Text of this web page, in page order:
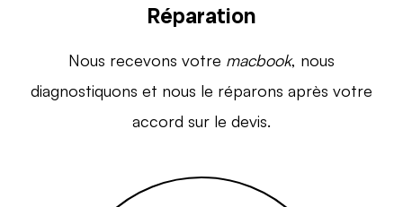
Réparation
Nous recevons votre macbook, nous
diagnostiquons et nous le réparons après votre
accord sur le devis.